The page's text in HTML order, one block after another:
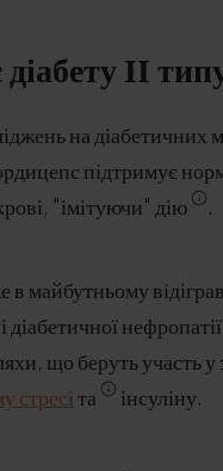
діабету ІІ
на діабетичних
підтримує
"імітуючи" дію
.
майбутньому
діабетичної
що беруть участь у
стресі та інсуліну.